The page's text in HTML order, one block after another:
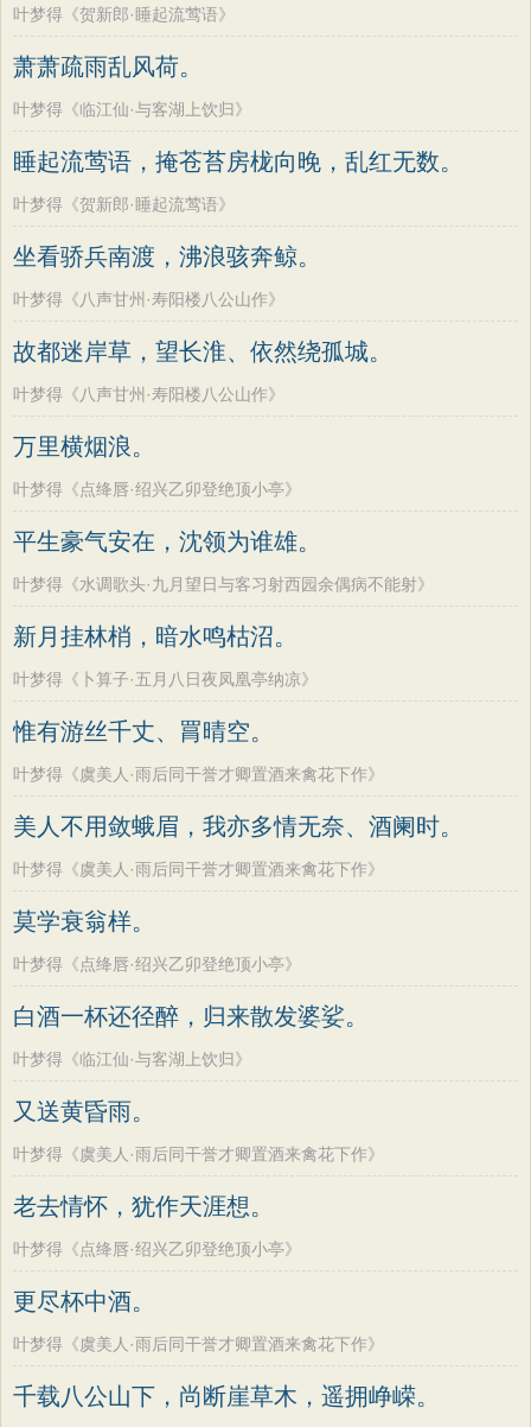
叶梦得《贺新郎·睡起流莺语》
萧萧疏雨乱风荷。
叶梦得《临江仙·与客湖上饮归》
睡起流莺语，掩苍苔房栊向晚，乱红无数。
叶梦得《贺新郎·睡起流莺语》
坐看骄兵南渡，沸浪骇奔鲸。
叶梦得《八声甘州·寿阳楼八公山作》
故都迷岸草，望长淮、依然绕孤城。
叶梦得《八声甘州·寿阳楼八公山作》
万里横烟浪。
叶梦得《点绛唇·绍兴乙卯登绝顶小亭》
平生豪气安在，沈领为谁雄。
叶梦得《水调歌头·九月望日与客习射西园余偶病不能射》
新月挂林梢，暗水鸣枯沼。
叶梦得《卜算子·五月八日夜凤凰亭纳凉》
惟有游丝千丈、罥晴空。
叶梦得《虞美人·雨后同干誉才卿置酒来禽花下作》
美人不用敛蛾眉，我亦多情无奈、酒阑时。
叶梦得《虞美人·雨后同干誉才卿置酒来禽花下作》
莫学衰翁样。
叶梦得《点绛唇·绍兴乙卯登绝顶小亭》
白酒一杯还径醉，归来散发婆娑。
叶梦得《临江仙·与客湖上饮归》
又送黄昏雨。
叶梦得《虞美人·雨后同干誉才卿置酒来禽花下作》
老去情怀，犹作天涯想。
叶梦得《点绛唇·绍兴乙卯登绝顶小亭》
更尽杯中酒。
叶梦得《虞美人·雨后同干誉才卿置酒来禽花下作》
千载八公山下，尚断崖草木，遥拥峥嵘。